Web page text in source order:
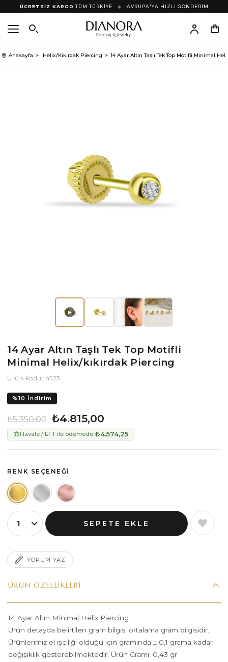
ÜCRETSİZ KARGO TÜM TÜRKİYE ◆ AVRUPA'YA HIZLI GÖNDERİM
Anasayfa Helix/Kıkırdak Piercing 14 Ayar Altın Taşlı Tek Top Motifli Minimal
▶
14 Ayar Altın Taşlı Tek Top Motifli
Minimal Helix/kıkırdak Piercing
Ürün Kodu: h523
%10 İndirim
₺5.350,00 ₺4.815,00
Havale / EFT ile ödemede ₺4.574,25
RENK SEÇENEĞI
YORUM YAZ
ÜRÜN ÖZELLIKLERI
14 Ayar Altın Minimal Helix Piercing
Ürün detayda belirtilen gram bilgisi ortalama gram bilgisidir.
Ürünlerimiz el işçiliği olduğu için gramında ± 0,1 grama kadar
değişiklik gösterebilmektedir. Ürün Gramı: 0,43 gr